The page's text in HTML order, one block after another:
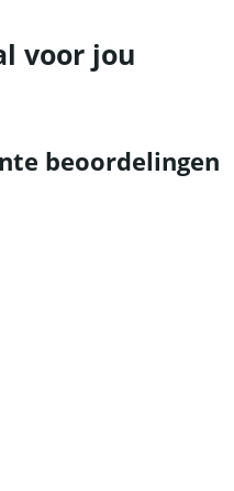
voor jou
beoordelingen